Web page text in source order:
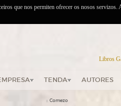
Libros
TENDA AUTORES
:: Comezo
que nos permiten ofrecer os nosos servizos.